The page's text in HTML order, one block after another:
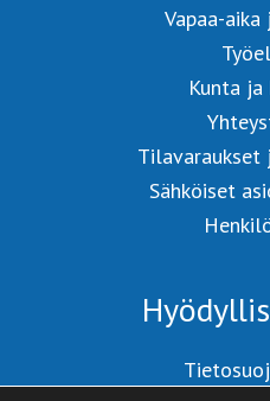
Vapaa-
Kunta ja
Tilavaraukset
Sähköiset